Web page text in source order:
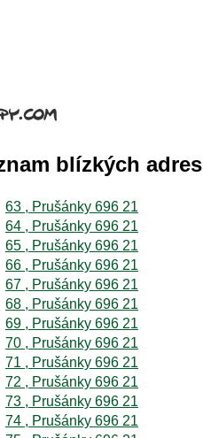
blízkých adres
63 , Prušánky 696 21
64 , Prušánky 696 21
65 , Prušánky 696 21
66 , Prušánky 696 21
67 , Prušánky 696 21
68 , Prušánky 696 21
69 , Prušánky 696 21
70 , Prušánky 696 21
71 , Prušánky 696 21
72 , Prušánky 696 21
73 , Prušánky 696 21
74 , Prušánky 696 21